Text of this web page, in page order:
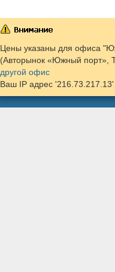
Цены указаны для офиса
(Авторынок «Южный порт»,
другой офис
Ваш IP адрес '216.73.217.13'